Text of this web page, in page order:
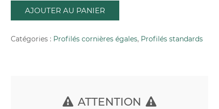
AJOUTER AU PANIER
Catégories : Profilés cornières égales, Profilés standards
ATTENTION